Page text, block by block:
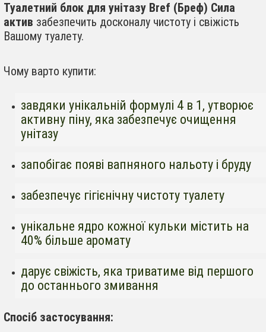
Туалетний блок для унітазу Bref (Бреф) Сила
актив забезпечить досконалу чистоту і свіжість
Вашому туалету.
Чому варто купити:
завдяки унікальній формулі 4 в 1, утворює
активну піну, яка забезпечує очищення
унітазу
запобігає появі вапняного нальоту і бруду
забезпечує гігієнічну чистоту туалету
унікальне ядро кожної кульки містить на
40% більше аромату
дарує свіжість, яка триватиме від першого
до останнього змивання
Спосіб застосування: